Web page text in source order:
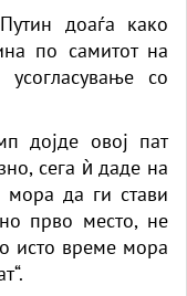
доаѓа како
по самитот на
со
дојде овој пат
сега ѝ даде на
мора да ги стави
прво место, не
исто време мора